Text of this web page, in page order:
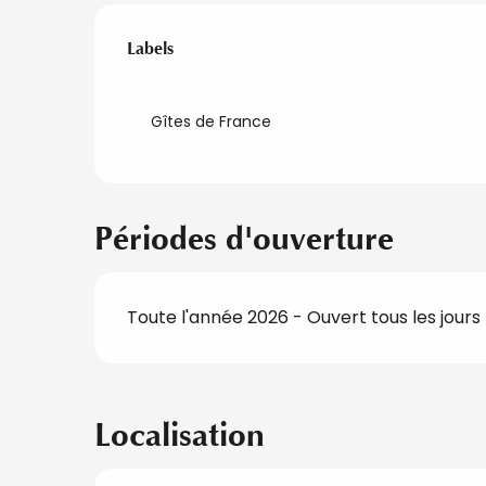
Offres de
Labels
Labels
Gîtes de France
Périodes d'ouverture
Toute l'année 2026 - Ouvert tous les jours
Localisation